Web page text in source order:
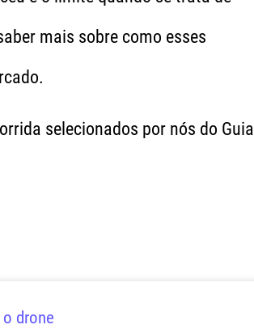
mais sobre como esses
selecionados por nós do Guia
drone